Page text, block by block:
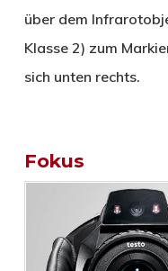
über dem
Klasse 2) zum
sich unten rechts.
Fokus